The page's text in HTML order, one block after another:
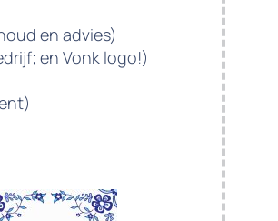
en advies)
en Vonk logo!)